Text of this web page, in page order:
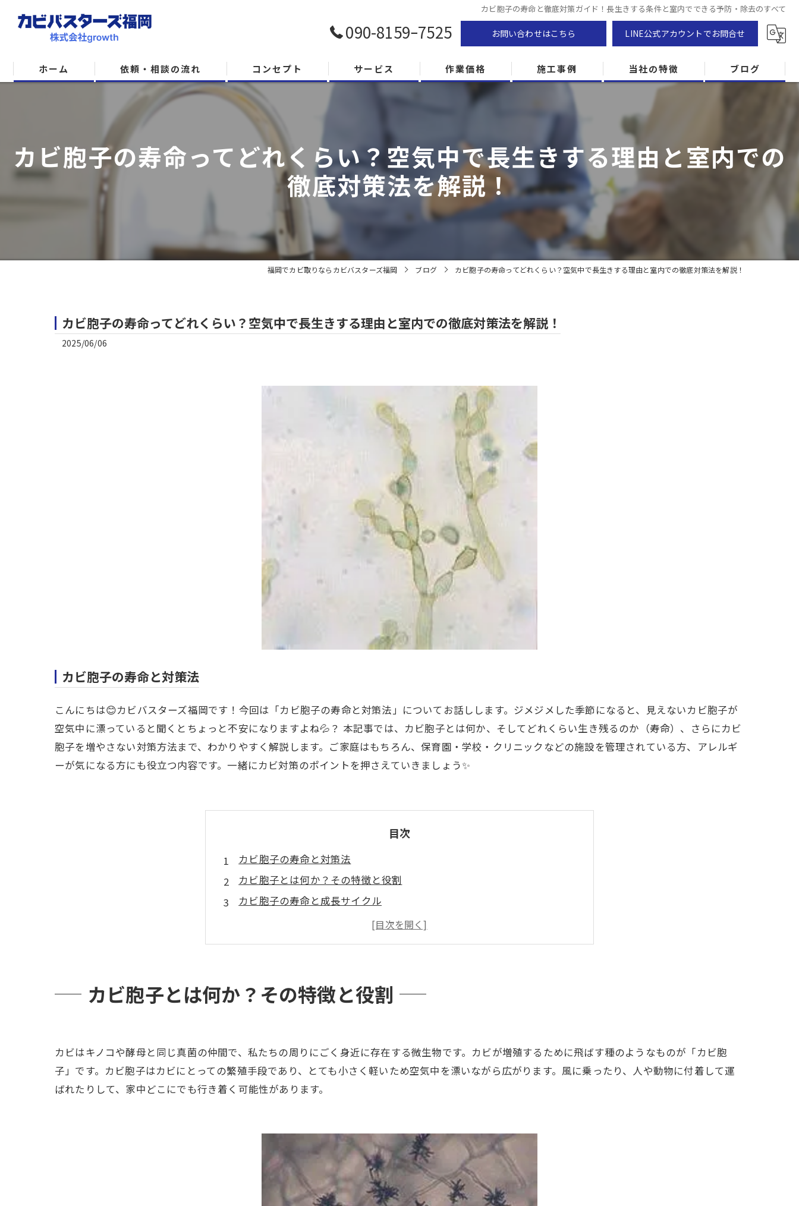
カビ胞子の寿命と徹底対策ガイド！長生きする条件と室内でできる予防・除去のすべて
090-8159ｰ7525 お問い合わせはこちら LINE公式アカウントでお問合せ
ホーム 依頼・相談の流れ コンセプト サービス 作業価格 施工事例 当社の特徴
防カビ
カビ専門
ZEH住宅
カビ検査
ブログ
カビ胞子の寿命ってどれくらい？空気中で長生きする理由と室内での
徹底対策法を解説！
福岡でカビ取りならカビバスターズ福岡 ブログ カビ胞子の寿命ってどれくらい？空気中で長生きする理由と室内での徹底対策法を解説！
カビ胞子の寿命ってどれくらい？空気中で長生きする理由と室内での徹底対策法を解説！
2025/06/06
カビ胞子の寿命と対策法
こんにちは😊カビバスターズ福岡です！今回は「カビ胞子の寿命と対策法」についてお話しします。ジメジメした季節になると、見えないカビ胞子が
空気中に漂っていると聞くとちょっと不安になりますよね💦？ 本記事では、カビ胞子とは何か、そしてどれくらい生き残るのか（寿命）、さらにカビ
胞子を増やさない対策方法まで、わかりやすく解説します。ご家庭はもちろん、保育園・学校・クリニックなどの施設を管理されている方、アレルギ
ーが気になる方にも役立つ内容です。一緒にカビ対策のポイントを押さえていきましょう✨
目次
カビ胞子の寿命と対策法
カビ胞子とは何か？その特徴と役割
カビ胞子の寿命と成長サイクル
カビ胞子の寿命に影響を与える要因
室内でカビ胞子が生き残りやすい場所（要注意環境）
湿度管理・換気・清掃による室内カビ対策
空気清浄機・除湿器の上手な活用（アレルギー対策にも）
プロによるカビ胞子対策：カビバスターズ福岡の除去・真菌検査サービス
タイトル
カビ胞子とは何か？その特徴と役割
カビはキノコや酵母と同じ真菌の仲間で、私たちの周りにごく身近に存在する微生物です。カビが増殖するために飛ばす種のようなものが「カビ胞
子」です。カビ胞子はカビにとっての繁殖手段であり、とても小さく軽いため空気中を漂いながら広がります。風に乗ったり、人や動物に付着して運
ばれたりして、家中どこにでも行き着く可能性があります。